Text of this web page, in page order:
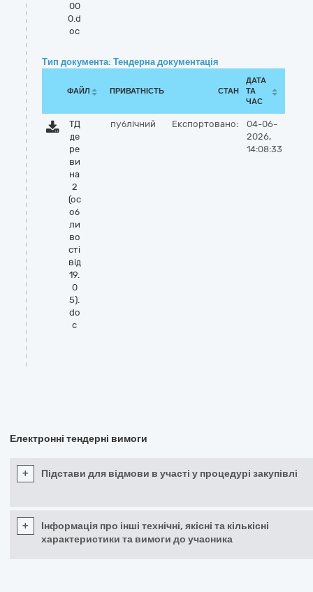
00
0.d
oc
Тип документа: Тендерна документація
ФАЙЛ ПРИВАТНІСТЬ СТАН
ДАТА
ТА
ЧАС
ТД
де
ре
ви
на
2
(ос
об
ли
во
сті
від
19.
0
5).
do
c
публічний Експортовано:
04-06-
2026,
14:08:33
Електронні тендерні вимоги
+ Підстави для відмови в участі у процедурі закупівлі
+
Інформація про інші технічні, якісні та кількісні
характеристики та вимоги до учасника